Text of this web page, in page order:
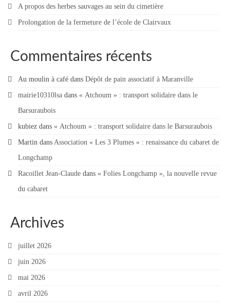
(CCRB)
Budget communal & fiscalité
Les associations
Contact
Informations légales
A propos des herbes sauvages au sein du cimetière
Prolongation de la fermeture de l’école de Clairvaux
Commentaires récents
Au moulin à café dans Dépôt de pain associatif à Maranville
mairie10310lsa dans « Atchoum » : transport solidaire dans le
Barsuraubois
kubiez dans « Atchoum » : transport solidaire dans le Barsuraubois
Martin dans Association « Les 3 Plumes » : renaissance du cabaret de
Longchamp
Racoillet Jean-Claude dans « Folies Longchamp », la nouvelle revue
du cabaret
Archives
juillet 2026
juin 2026
mai 2026
avril 2026